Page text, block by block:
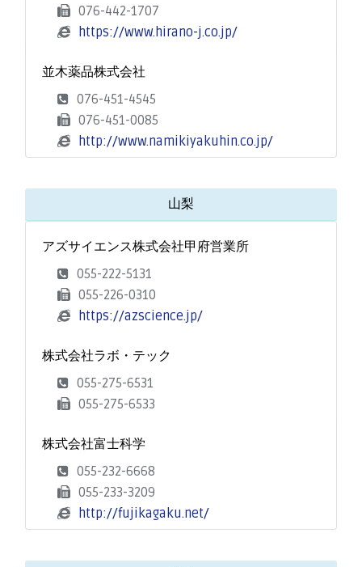
076-442-1707
https://www.hirano-j.co.jp/
並木薬品株式会社
076-451-4545
076-451-0085
http://www.namikiyakuhin.co.jp/
山梨
アズサイエンス株式会社甲府営業所
055-222-5131
055-226-0310
https://azscience.jp/
株式会社ラボ・テック
055-275-6531
055-275-6533
株式会社富士科学
055-232-6668
055-233-3209
http://fujikagaku.net/